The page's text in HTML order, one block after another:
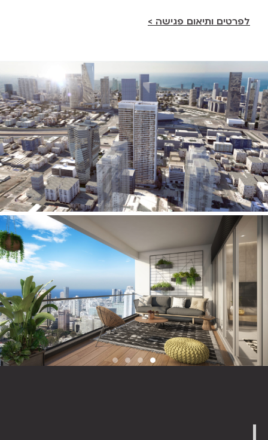
לפרטים ותיאום פגישה >